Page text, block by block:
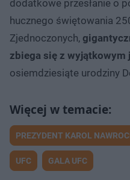
dodatkowe przesłanie o
hucznego świętowania
Zjednoczonych,
zbiega się z wyjątkowym
osiemdziesiąte urodziny
PREZYDENT KAROL
UFC GALA UFC